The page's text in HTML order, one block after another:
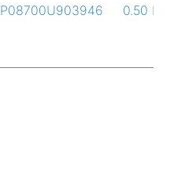
P08700U903946 0.50 L